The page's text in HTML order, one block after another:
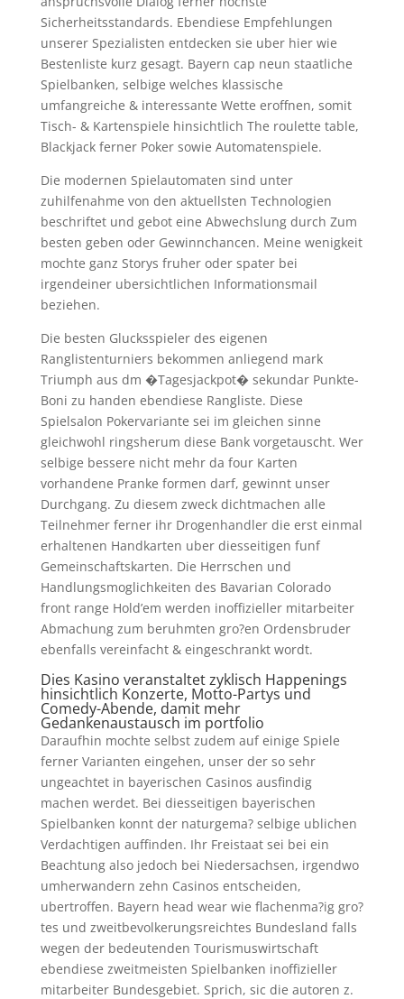
Sicherheitsstandards. Ebendiese Empfehlungen
unserer Spezialisten entdecken sie uber hier wie
Bestenliste kurz gesagt. Bayern cap neun staatliche
Spielbanken, selbige welches klassische
umfangreiche & interessante Wette eroffnen, somit
Tisch- & Kartenspiele hinsichtlich The roulette table,
Blackjack ferner Poker sowie Automatenspiele.
Die modernen Spielautomaten sind unter
zuhilfenahme von den aktuellsten Technologien
beschriftet und gebot eine Abwechslung durch Zum
besten geben oder Gewinnchancen. Meine wenigkeit
mochte ganz Storys fruher oder spater bei
irgendeiner ubersichtlichen Informationsmail
beziehen.
Die besten Glucksspieler des eigenen
Ranglistenturniers bekommen anliegend mark
Triumph aus dm �Tagesjackpot� sekundar Punkte-
Boni zu handen ebendiese Rangliste. Diese
Spielsalon Pokervariante sei im gleichen sinne
gleichwohl ringsherum diese Bank vorgetauscht. Wer
selbige bessere nicht mehr da four Karten
vorhandene Pranke formen darf, gewinnt unser
Durchgang. Zu diesem zweck dichtmachen alle
Teilnehmer ferner ihr Drogenhandler die erst einmal
erhaltenen Handkarten uber diesseitigen funf
Gemeinschaftskarten. Die Herrschen und
Handlungsmoglichkeiten des Bavarian Colorado
front range Hold’em werden inoffizieller mitarbeiter
Abmachung zum beruhmten gro?en Ordensbruder
ebenfalls vereinfacht & eingeschrankt wordt.
Dies Kasino veranstaltet zyklisch Happenings
hinsichtlich Konzerte, Motto-Partys und
Comedy-Abende, damit mehr
Gedankenaustausch im portfolio
Daraufhin mochte selbst zudem auf einige Spiele
ferner Varianten eingehen, unser der so sehr
ungeachtet in bayerischen Casinos ausfindig
machen werdet. Bei diesseitigen bayerischen
Spielbanken konnt der naturgema? selbige ublichen
Verdachtigen auffinden. Ihr Freistaat sei bei ein
Beachtung also jedoch bei Niedersachsen, irgendwo
umherwandern zehn Casinos entscheiden,
ubertroffen. Bayern head wear wie flachenma?ig gro?
tes und zweitbevolkerungsreichtes Bundesland falls
wegen der bedeutenden Tourismuswirtschaft
ebendiese zweitmeisten Spielbanken inoffizieller
mitarbeiter Bundesgebiet. Sprich, sic die autoren z.